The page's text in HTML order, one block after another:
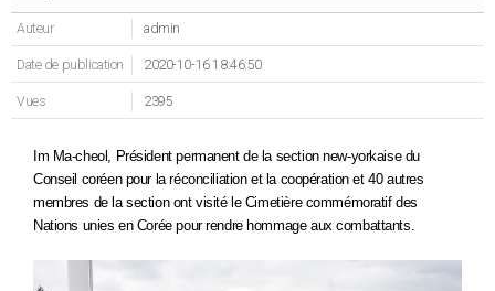
Auteur admin
Date de publication 2020-10-16 18:46:50
Vues 2395
Im Ma-cheol, Président permanent de la section new-yorkaise du
Conseil coréen pour la réconciliation et la coopération et 40 autres
membres de la section ont visité le Cimetière commémoratif des
Nations unies en Corée pour rendre hommage aux combattants.